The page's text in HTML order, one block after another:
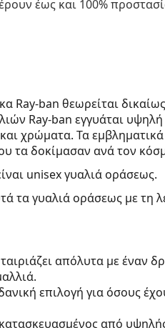
έως και 100%
Ray-ban θεωρείται
Ray-ban εγγυάται
χρώματα. Τα
τα δοκίμασαν ανά τον
unisex γυαλιά οράσεως.
τα γυαλιά οράσεως με τη
απόλυτα με έναν
επιλογή για όσους
από